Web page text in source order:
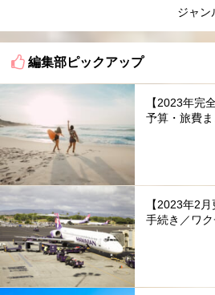
ジャン
編集部ピックアップ
【2023年完
予算・旅費ま
【2023年2
手続き／ワク